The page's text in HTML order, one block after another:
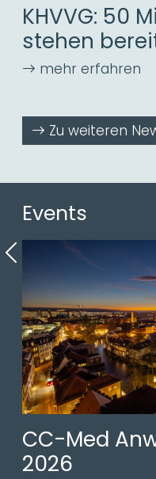
KHVVG: 50
stehen
Zu weiteren
Events
CC-Med
2026
Previous